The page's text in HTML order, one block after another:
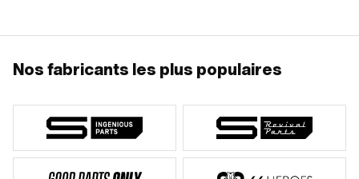
Nos fabricants les plus populaires